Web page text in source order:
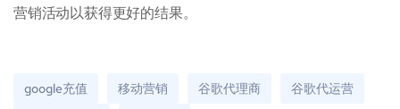
营销活动以获得更好的结果。
google充值 移动营销 谷歌代理商
谷歌代运营